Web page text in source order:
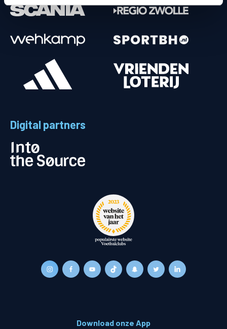
Digital partners
Download onze App